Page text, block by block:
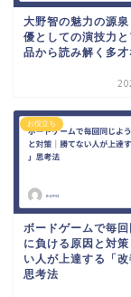
大野智の魅力の源
優としての演技力
品から読み解く多
お役立ち
ボードゲームで毎回
に負ける原因と対
い人が上達する「改
思考法